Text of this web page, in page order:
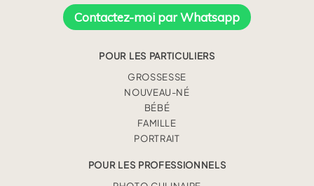
Contactez-moi par Whatsapp
POUR LES PARTICULIERS
GROSSESSE
NOUVEAU-NÉ
BÉBÉ
FAMILLE
PORTRAIT
POUR LES PROFESSIONNELS